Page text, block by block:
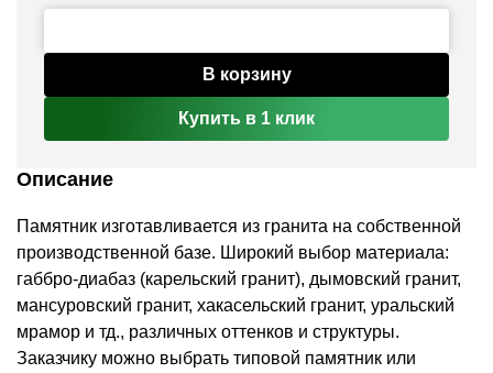
В корзину
Купить в 1 клик
Описание
Памятник изготавливается из гранита на собственной
производственной базе. Широкий выбор материала:
габбро-диабаз (карельский гранит), дымовский гранит,
мансуровский гранит, хакасельский гранит, уральский
мрамор и тд., различных оттенков и структуры.
Заказчику можно выбрать типовой памятник или